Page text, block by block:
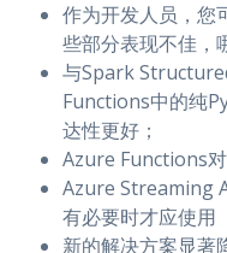
作为开发人员，您
些部分表现不佳，
与Spark
Functions中的纯
达性更好；
Azure Functions
Azure Streaming
有必要时才应使用
新的解决方案显著